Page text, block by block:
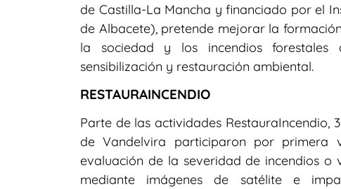
de Castilla-La Mancha y financiado por el
de Albacete), pretende mejorar la
la sociedad y los incendios
sensibilización y restauración ambiental.
RESTAURAINCENDIO
Parte de las actividades RestauraIncendio,
de Vandelvira participaron por primera
evaluación de la severidad de incendios
mediante imágenes de satélite e